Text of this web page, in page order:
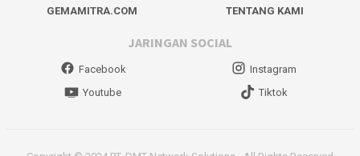
GEMAMITRA.COM
TENTANG KAMI
JARINGAN SOCIAL
Facebook
Instagram
Youtube
Tiktok